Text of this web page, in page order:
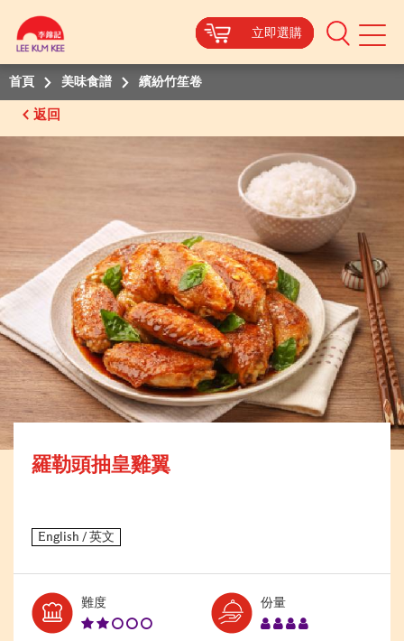
立即選購
Mobile
立即選購
立即選購
立即選購
首頁 美味食譜 繽紛竹笙卷
返回
羅勒頭抽皇雞翼
難度Level:
份量Serves: